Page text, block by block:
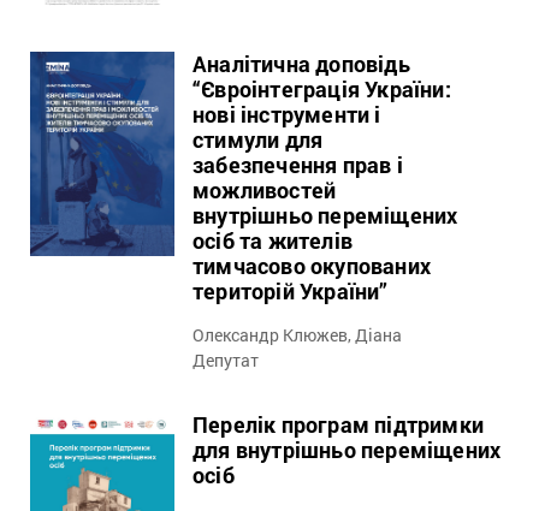
Аналітична доповідь
“Євроінтеграція України:
нові інструменти і
стимули для
забезпечення прав і
можливостей
внутрішньо переміщених
осіб та жителів
тимчасово окупованих
територій України”
Олександр Клюжев, Діана
Депутат
Перелік програм підтримки
для внутрішньо переміщених
осіб